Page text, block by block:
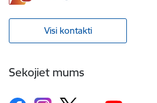
Visi kontakti
Sekojiet mums